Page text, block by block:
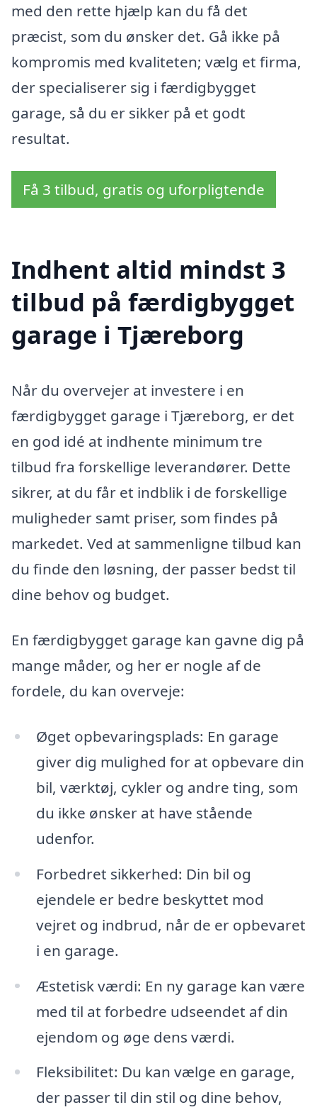
med den rette hjælp kan du få det
præcist, som du ønsker det. Gå ikke på
kompromis med kvaliteten; vælg et firma,
der specialiserer sig i færdigbygget
garage, så du er sikker på et godt
resultat.
Få 3 tilbud, gratis og uforpligtende
Indhent altid mindst 3
tilbud på færdigbygget
garage i Tjæreborg
Når du overvejer at investere i en
færdigbygget garage i Tjæreborg, er det
en god idé at indhente minimum tre
tilbud fra forskellige leverandører. Dette
sikrer, at du får et indblik i de forskellige
muligheder samt priser, som findes på
markedet. Ved at sammenligne tilbud kan
du finde den løsning, der passer bedst til
dine behov og budget.
En færdigbygget garage kan gavne dig på
mange måder, og her er nogle af de
fordele, du kan overveje:
Øget opbevaringsplads: En garage
giver dig mulighed for at opbevare din
bil, værktøj, cykler og andre ting, som
du ikke ønsker at have stående
udenfor.
Forbedret sikkerhed: Din bil og
ejendele er bedre beskyttet mod
vejret og indbrud, når de er opbevaret
i en garage.
Æstetisk værdi: En ny garage kan være
med til at forbedre udseendet af din
ejendom og øge dens værdi.
Fleksibilitet: Du kan vælge en garage,
der passer til din stil og dine behov,